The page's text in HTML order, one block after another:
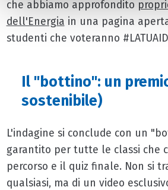
che abbiamo approfondito
dell'Energia in una pagina
studenti che voteranno
Il "bottino": un
sostenibile)
L'indagine si conclude con un
garantito per tutte le classi che
percorso e il quiz finale. Non si
qualsiasi, ma di un video